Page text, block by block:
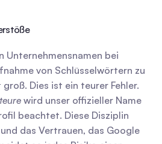
Unternehmensnamen bei
von Schlüsselwörtern zu
Dies ist ein teurer Fehler.
wird unser offizieller Name
beachtet. Diese Disziplin
das Vertrauen, das Google